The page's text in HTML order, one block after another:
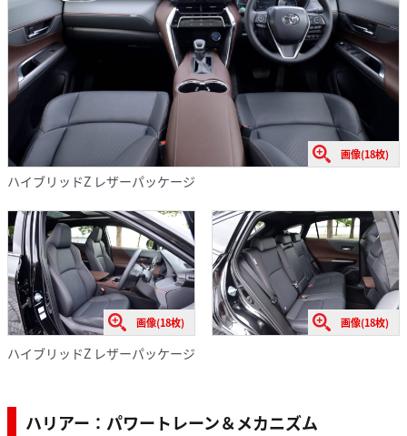
画像(18枚)
ハイブリッドZ レザーパッケージ
画像(18枚) 画像(18枚)
ハイブリッドZ レザーパッケージ
ハリアー：パワートレーン＆メカニズム